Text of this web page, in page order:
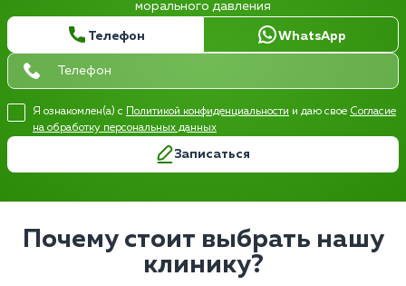
морального давления
Телефон WhatsApp
Я ознакомлен(а) с Политикой конфиденциальности и даю свое Согласие
на обработку персональных данных
Записаться
Почему стоит выбрать нашу
клинику?